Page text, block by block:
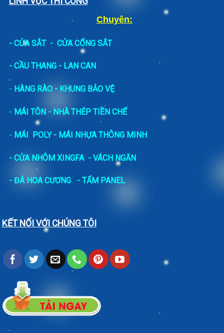
Chuyên:
- CỬA SẮT- CỬA CỔNG SẮT
- CẦU THANG - LAN CAN
- HÀNG RÀO - KHUNG BẢO VỆ
- MÁI TÔN - NHÀ THÉP TIỀN CHẾ
- MÁI POLY - MÁI NHỰA THÔNG MINH
- CỬA NHÔM XINGFA - VÁCH NGĂN
- ĐÁ HOA CƯƠNG - TẤM PANEL
KẾT NỐI VỚI CHÚNG TÔI